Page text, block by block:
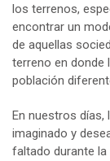
los terrenos,
encontrar un
de aquellas
terreno en donde
población
En nuestros
imaginado y
faltado durante la